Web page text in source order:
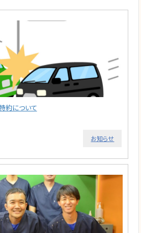
約について
お知らせ